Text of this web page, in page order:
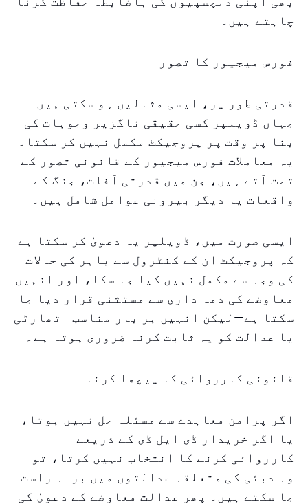
چاہتے ہیں۔
فورس میجیور کا تصور
قدرتی طور پر، ایسی مثالیں ہو سکتی ہیں
جہاں ڈویلپر کسی حقیقی ناگزیر وجوہات کی
بنا پر وقت پر پروجیکٹ مکمل نہیں کر سکتا۔
یہ معاملات فورس میجیور کے قانونی تصور کے
تحت آتے ہیں، جن میں قدرتی آفات، جنگ کے
واقعات یا دیگر بیرونی عوامل شامل ہیں۔
ایسی صورت میں، ڈویلپر یہ دعویٰ کر سکتا ہے
کہ پروجیکٹ ان کے کنٹرول سے باہر کی حالات
کی وجہ سے مکمل نہیں کیا جا سکا، اور انہیں
معاوضے کی ذمہ داری سے مستثنیٰ قرار دیا جا
سکتا ہے—لیکن انہیں ہر بار مناسب اتھارٹی
یا عدالت کو یہ ثابت کرنا ضروری ہوتا ہے۔
قانونی کارروائی کا پیچھا کرنا
اگر پرامن معاہدے سے مسئلہ حل نہیں ہوتا،
یا اگر خریدار ڈی ایل ڈی کے ذریعے
کارروائی کرنے کا انتخاب نہیں کرتا، تو
وہ دبئی کی متعلقہ عدالتوں میں براہ راست
جا سکتے ہیں۔ پھر عدالت معاوضے کے دعویٰ کی